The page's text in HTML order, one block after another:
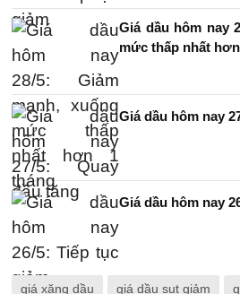
Giá dầu hôm nay
mức thấp nhất
Giá dầu hôm nay
Giá dầu hôm nay
giá xăng dầu giá dầu sụt giảm